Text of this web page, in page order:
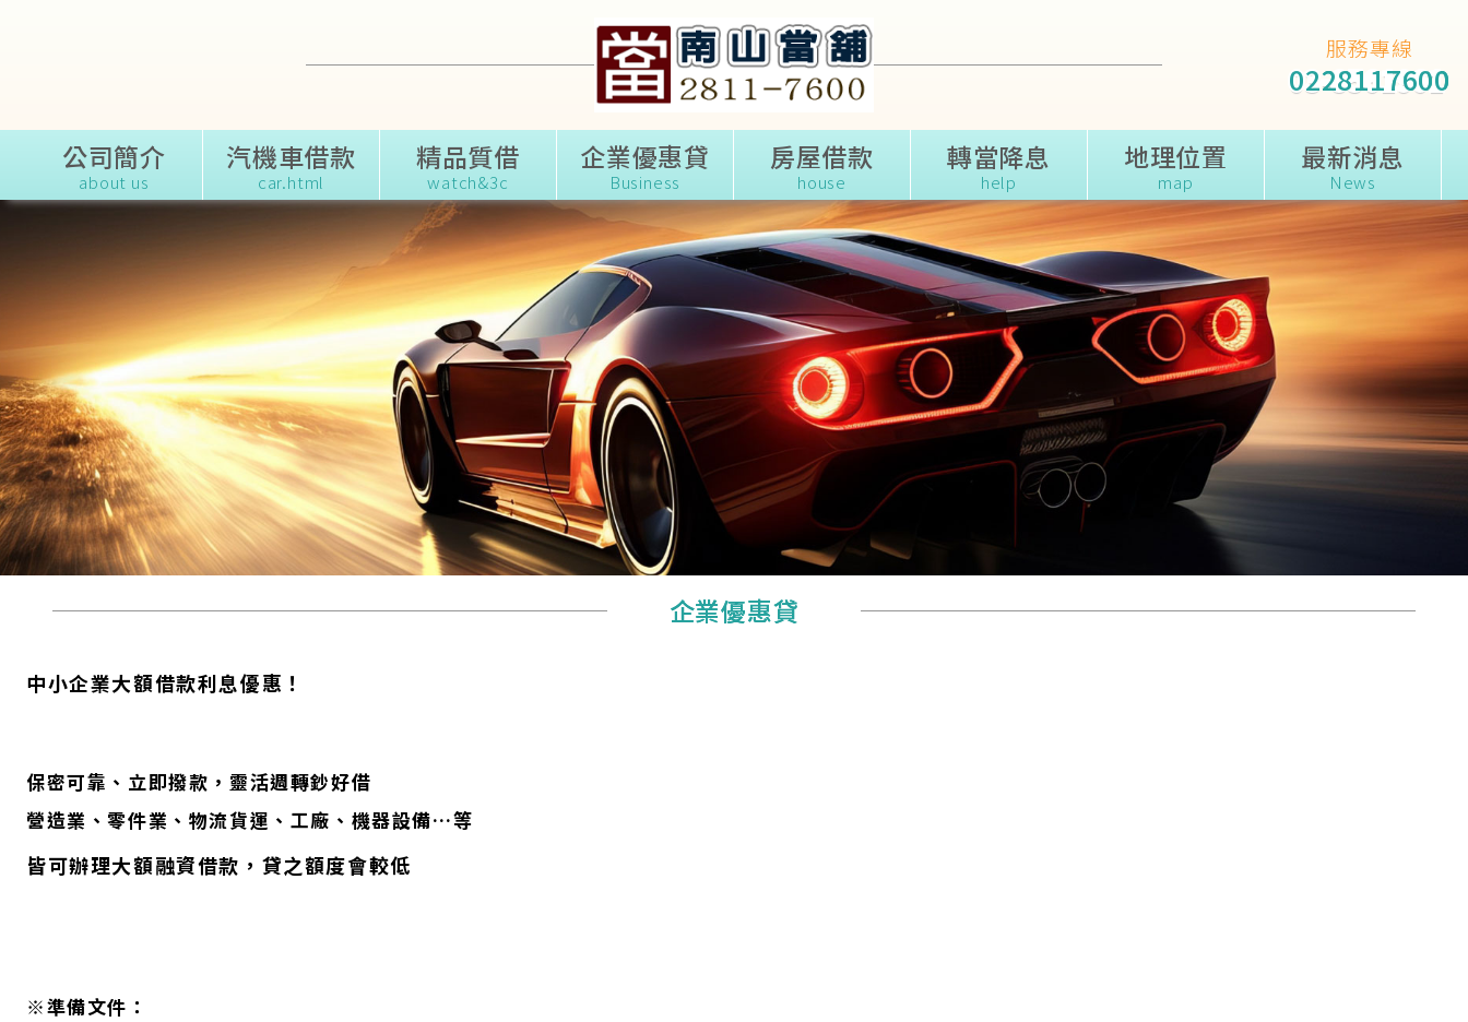
關於我們
●
企業優惠貸
企業優惠貸
中小企業大額借款利息優惠！
保密可靠、立即撥款，靈活週轉鈔好借
營造業、零件業、物流貨運、工廠、機器設備…等
皆可辦理大額融資借款，貸之額度會較低
※準備文件：
服務專線
0228117600
0228117600
公司簡介
about us
汽機車借款
car.html
精品質借
watch&3c
企業優惠貸
Business
房屋借款
house
轉當降息
help
地理位置
map
最新消息
News